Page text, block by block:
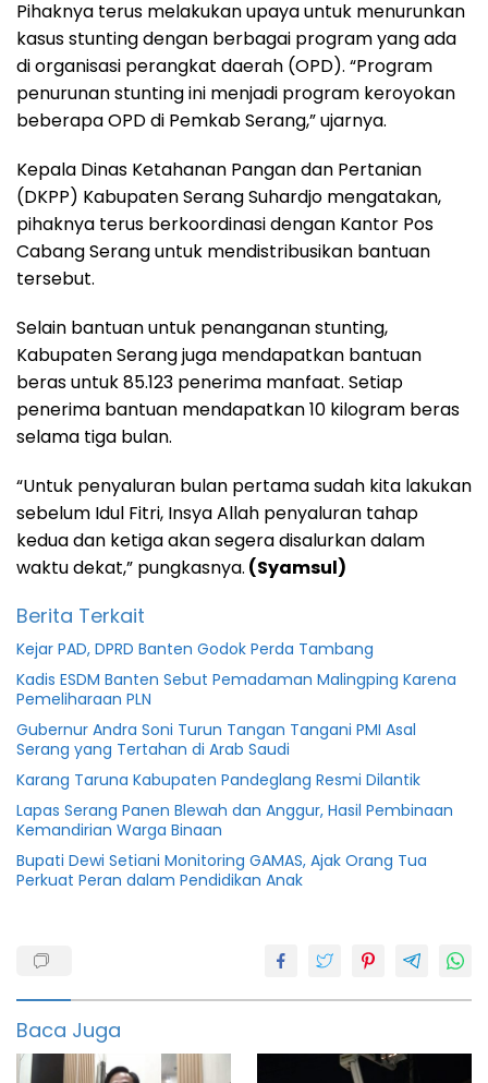
Pihaknya terus melakukan upaya untuk menurunkan
kasus stunting dengan berbagai program yang ada
di organisasi perangkat daerah (OPD). “Program
penurunan stunting ini menjadi program keroyokan
beberapa OPD di Pemkab Serang,” ujarnya.
Kepala Dinas Ketahanan Pangan dan Pertanian
(DKPP) Kabupaten Serang Suhardjo mengatakan,
pihaknya terus berkoordinasi dengan Kantor Pos
Cabang Serang untuk mendistribusikan bantuan
tersebut.
Selain bantuan untuk penanganan stunting,
Kabupaten Serang juga mendapatkan bantuan
beras untuk 85.123 penerima manfaat. Setiap
penerima bantuan mendapatkan 10 kilogram beras
selama tiga bulan.
“Untuk penyaluran bulan pertama sudah kita lakukan
sebelum Idul Fitri, Insya Allah penyaluran tahap
kedua dan ketiga akan segera disalurkan dalam
waktu dekat,” pungkasnya. (Syamsul)
Berita Terkait
Kejar PAD, DPRD Banten Godok Perda Tambang
Kadis ESDM Banten Sebut Pemadaman Malingping Karena
Pemeliharaan PLN
Gubernur Andra Soni Turun Tangan Tangani PMI Asal
Serang yang Tertahan di Arab Saudi
Karang Taruna Kabupaten Pandeglang Resmi Dilantik
Lapas Serang Panen Blewah dan Anggur, Hasil Pembinaan
Kemandirian Warga Binaan
Bupati Dewi Setiani Monitoring GAMAS, Ajak Orang Tua
Perkuat Peran dalam Pendidikan Anak
tatu
Kabupaten
Pemkab
Serang
Baca Juga